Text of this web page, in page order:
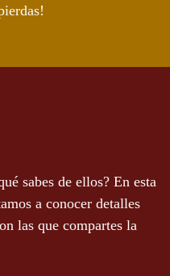
sabes de ellos? En esta
a conocer detalles
las que compartes la